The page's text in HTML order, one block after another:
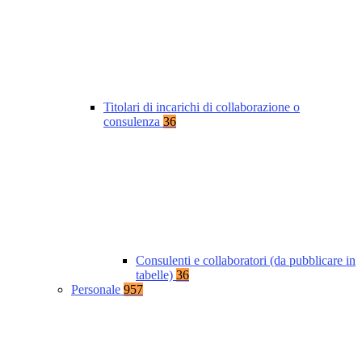
Titolari di incarichi di collaborazione o
consulenza 36
Consulenti e collaboratori (da pubblicare in
tabelle) 36
Personale 957